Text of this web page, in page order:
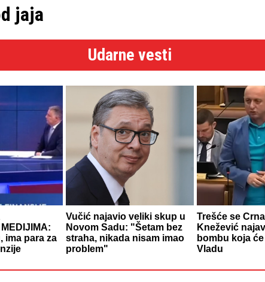
jaja
Udarne vesti
ima para za
Vučić najavio veliki skup u
Novom Sadu: "Šetam bez
straha, nikada nisam imao
problem"
Trešće se
Knežević
bombu koja
Vladu